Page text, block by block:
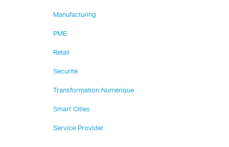
Manufacturing
PME
Retail
Sécurité
Transformation Numérique
Smart Cities
Service Provider